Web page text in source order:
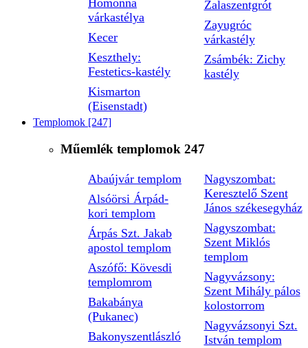
várkastélya
Kecer
Keszthely:
Festetics-kastély
Kismarton
(Eisenstadt)
Zalaszentgrót
Zayugróc
várkastély
Zsámbék: Zichy
kastély
Templomok [247]
Műemlék templomok 247
Abaújvár templom
Alsóörsi Árpád-
kori templom
Árpás Szt. Jakab
apostol templom
Aszófő: Kövesdi
templomrom
Bakabánya
(Pukanec)
Bakonyszentlászló
Nagyszombat:
Keresztelő Szent
János székesegyház
Nagyszombat:
Szent Miklós
templom
Nagyvázsony:
Szent Mihály pálos
kolostorrom
Nagyvázsonyi Szt.
István templom